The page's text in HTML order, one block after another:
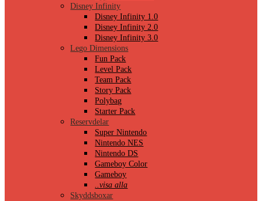
Disney Infinity
Disney Infinity 1.0
Disney Infinity 2.0
Disney Infinity 3.0
Lego Dimensions
Fun Pack
Level Pack
Team Pack
Story Pack
Polybag
Starter Pack
Reservdelar
Super Nintendo
Nintendo NES
Nintendo DS
Gameboy Color
Gameboy
..visa alla
Skyddsboxar